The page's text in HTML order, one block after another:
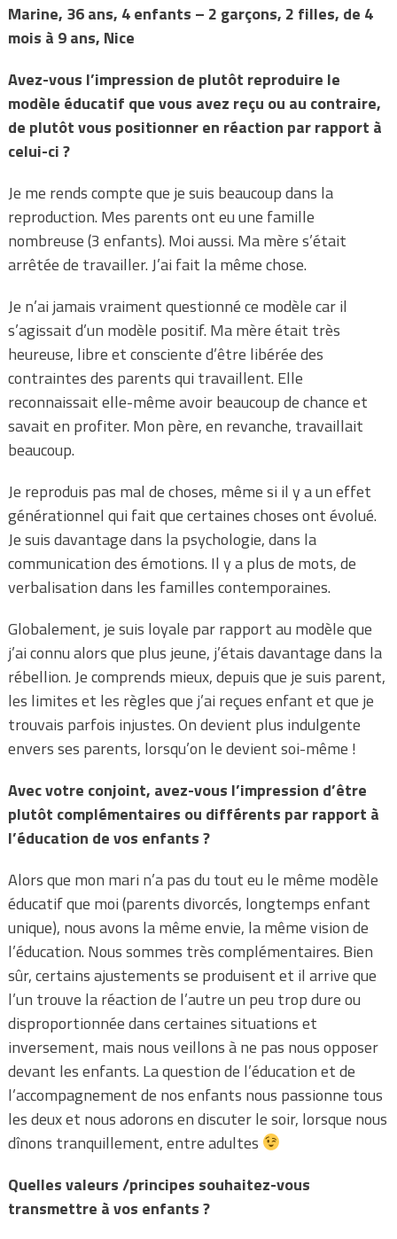
Marine, 36 ans, 4 enfants – 2 garçons, 2 filles, de 4
mois à 9 ans, Nice
Avez-vous l’impression de plutôt reproduire le
modèle éducatif que vous avez reçu ou au contraire,
de plutôt vous positionner en réaction par rapport à
celui-ci ?
Je me rends compte que je suis beaucoup dans la
reproduction. Mes parents ont eu une famille
nombreuse (3 enfants). Moi aussi. Ma mère s’était
arrêtée de travailler. J’ai fait la même chose.
Je n’ai jamais vraiment questionné ce modèle car il
s’agissait d’un modèle positif. Ma mère était très
heureuse, libre et consciente d’être libérée des
contraintes des parents qui travaillent. Elle
reconnaissait elle-même avoir beaucoup de chance et
savait en profiter. Mon père, en revanche, travaillait
beaucoup.
Je reproduis pas mal de choses, même si il y a un effet
générationnel qui fait que certaines choses ont évolué.
Je suis davantage dans la psychologie, dans la
communication des émotions. Il y a plus de mots, de
verbalisation dans les familles contemporaines.
Globalement, je suis loyale par rapport au modèle que
j’ai connu alors que plus jeune, j’étais davantage dans la
rébellion. Je comprends mieux, depuis que je suis parent,
les limites et les règles que j’ai reçues enfant et que je
trouvais parfois injustes. On devient plus indulgente
envers ses parents, lorsqu’on le devient soi-même !
Avec votre conjoint, avez-vous l’impression d’être
plutôt complémentaires ou différents par rapport à
l’éducation de vos enfants ?
Alors que mon mari n’a pas du tout eu le même modèle
éducatif que moi (parents divorcés, longtemps enfant
unique), nous avons la même envie, la même vision de
l’éducation. Nous sommes très complémentaires. Bien
sûr, certains ajustements se produisent et il arrive que
l’un trouve la réaction de l’autre un peu trop dure ou
disproportionnée dans certaines situations et
inversement, mais nous veillons à ne pas nous opposer
devant les enfants. La question de l’éducation et de
l’accompagnement de nos enfants nous passionne tous
les deux et nous adorons en discuter le soir, lorsque nous
dînons tranquillement, entre adultes
Quelles valeurs /principes souhaitez-vous
transmettre à vos enfants ?